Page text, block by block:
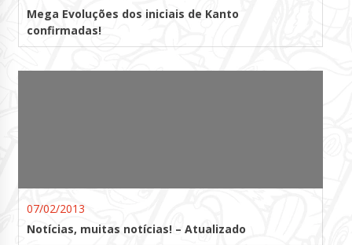
Mega Evoluções dos iniciais de Kanto
confirmadas!
07/02/2013
Notícias, muitas notícias! – Atualizado